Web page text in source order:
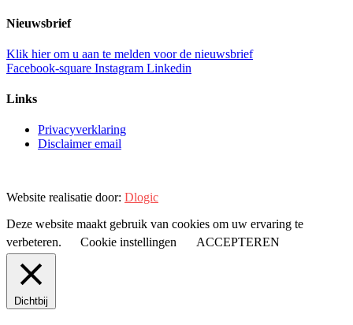
Nieuwsbrief
Klik hier om u aan te melden voor de nieuwsbrief
Facebook-square Instagram Linkedin
Links
Privacyverklaring
Disclaimer email
Website realisatie door: Dlogic
Deze website maakt gebruik van cookies om uw ervaring te
verbeteren.
Cookie instellingen ACCEPTEREN
Dichtbij